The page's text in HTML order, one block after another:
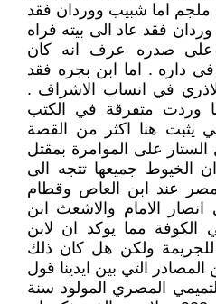
اما شبيب ووردان فقد
فقد عاد الى بيته فراه
على صدره عرف انه كان
داره . اما ابن بجره فقد
في انساب الاشراف .
وردت متفرقة في الكتب
يثبت هنا اكثر من القصة
على الموامرة بمقتل
الخيوط جميعها تتجه الى
عند ابن العاص وقطام
الامام والاشعث ابن
مما يوكد ان لابن
ولكن هل كان ذلك
التي بين ايدينا قول
المصري المولود سنة